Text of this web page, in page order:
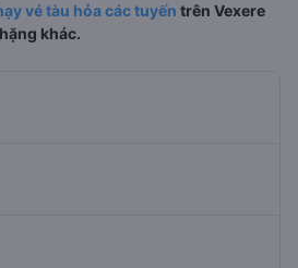
vé tàu hỏa các tuyến trên Vexere
khác.